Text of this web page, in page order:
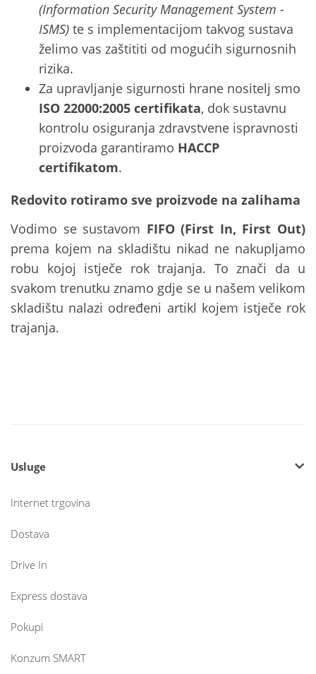
(Information Security Management System -
ISMS) te s implementacijom takvog sustava
želimo vas zaštititi od mogućih sigurnosnih
rizika.
Za upravljanje sigurnosti hrane nositelj smo
ISO 22000:2005 certifikata, dok sustavnu
kontrolu osiguranja zdravstvene ispravnosti
proizvoda garantiramo HACCP
certifikatom.
Redovito rotiramo sve proizvode na zalihama
Vodimo se sustavom FIFO(First In, First Out)
prema kojem na skladištu nikad ne nakupljamo
robu kojoj istječe rok trajanja. To znači da u
svakom trenutku znamo gdje se u našem velikom
skladištu nalazi određeni artikl kojem istječe rok
trajanja.
Usluge
Internet trgovina
Dostava
Drive In
Express dostava
Pokupi
Konzum SMART